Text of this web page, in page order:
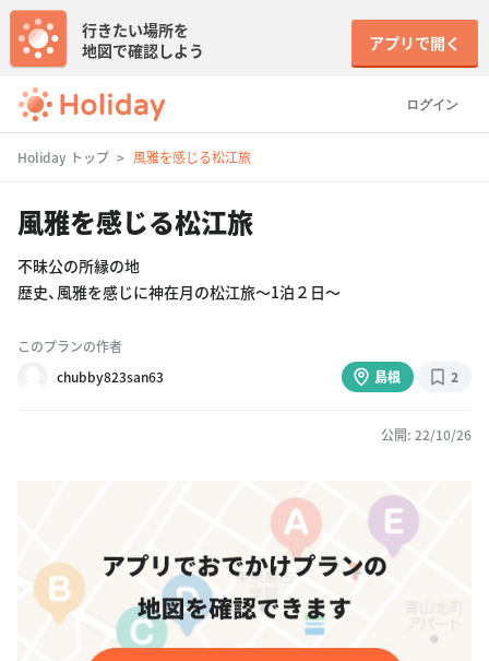
ログイン
行きたい場所を
地図で確認しよう
アプリで開く
Holiday トップ 風雅を感じる松江旅
風雅を感じる松江旅
不昧公の所縁の地
歴史、風雅を感じに神在月の松江旅〜1泊２日〜
このプランの作者
chubby823san63
島根 2
公開: 22/10/26